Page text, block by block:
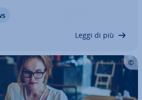
problema è re­la­ti­va­men­
Leggi di più